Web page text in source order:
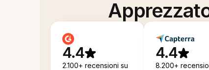
4.4
2.100+ recensioni su
4.4
8.200+